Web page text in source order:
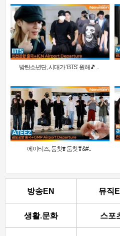
방탄소년단, 시대가 ‘BTS’ 원해🎵 ..
에이티즈, 둠칫❣️ 둠칫❣&#..
방송EN 뮤직
생활.문화 스포